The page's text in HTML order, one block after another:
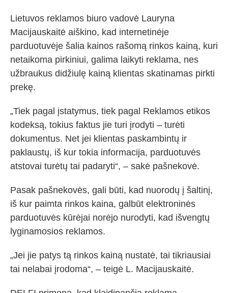
Lietuvos reklamos biuro vadovė Lauryna
Macijauskaitė aiškino, kad internetinėje
parduotuvėje šalia kainos rašomą rinkos kainą, kuri
netaikoma pirkiniui, galima laikyti reklama, nes
užbraukus didžiulę kainą klientas skatinamas pirkti
prekę.
„Tiek pagal įstatymus, tiek pagal Reklamos etikos
kodeksą, tokius faktus jie turi įrodyti – turėti
dokumentus. Net jei klientas paskambintų ir
paklaustų, iš kur tokia informacija, parduotuvės
atstovai turėtų tai padaryti“, – sakė pašnekovė.
Pasak pašnekovės, gali būti, kad nuorodų į šaltinį,
iš kur paimta rinkos kaina, galbūt elektroninės
parduotuvės kūrėjai norėjo nurodyti, kad išvengtų
lyginamosios reklamos.
„Jei jie patys tą rinkos kainą nustatė, tai tikriausiai
tai nelabai įrodoma“, – teigė L. Macijauskaitė.